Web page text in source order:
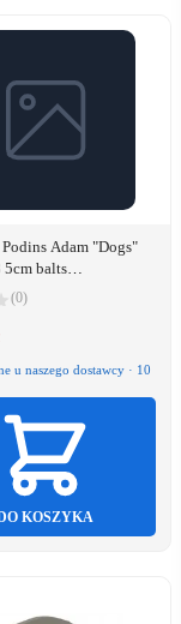
Adam "Dogs"
balts
4052396134858
(0)
u naszego dostawcy · 10
KOSZYKA